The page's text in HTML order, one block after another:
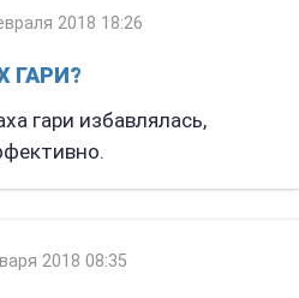
2018 18:26
ГАРИ?
гари избавлялась,
2018 08:35